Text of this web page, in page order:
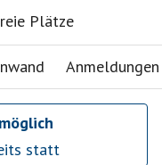
Plätze
Anmeldungen
statt